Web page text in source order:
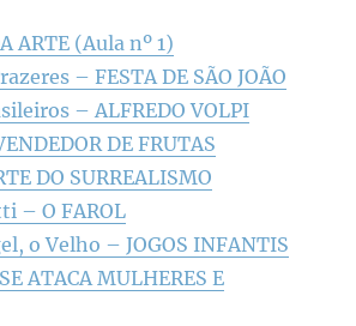
ARTE (Aula nº 1)
– FESTA DE SÃO JOÃO
– ALFREDO VOLPI
DE FRUTAS
DO SURREALISMO
– O FAROL
o Velho – JOGOS INFANTIS
ATACA MULHERES E